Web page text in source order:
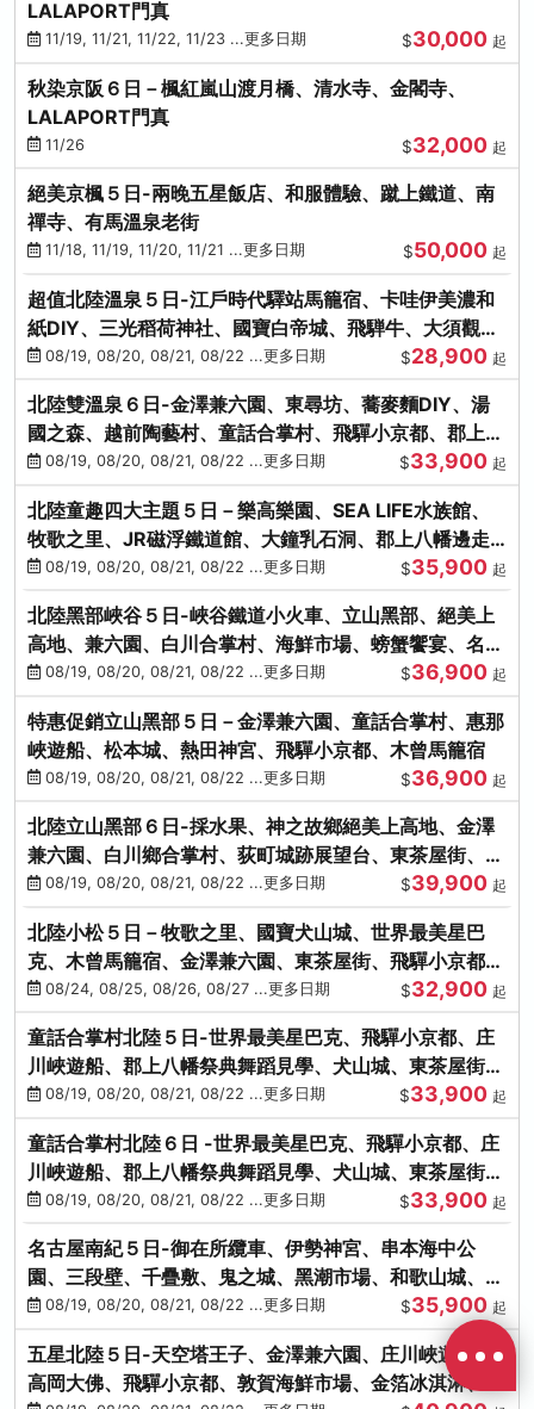
LALAPORT門真
11/19, 11/21, 11/22, 11/23 ...更多日期 $30,000 起
秋染京阪６日－楓紅嵐山渡月橋、清水寺、金閣寺、
LALAPORT門真
11/26 $32,000 起
絕美京楓５日-兩晚五星飯店、和服體驗、蹴上鐵道、南
禪寺、有馬溫泉老街
11/18, 11/19, 11/20, 11/21 ...更多日期 $50,000 起
超值北陸溫泉５日-江戶時代驛站馬籠宿、卡哇伊美濃和
紙DIY、三光稻荷神社、國寶白帝城、飛騨牛、大須觀音
街、下呂溫泉
08/19, 08/20, 08/21, 08/22 ...更多日期 $28,900 起
北陸雙溫泉６日-金澤兼六園、東尋坊、蕎麥麵DIY、湯
國之森、越前陶藝村、童話合掌村、飛驒小京都、郡上八
幡08/19, 08/20, 08/21, 08/22 ...更多日期 $33,900 起
北陸童趣四大主題５日－樂高樂園、SEA LIFE水族館、
牧歌之里、JR磁浮鐵道館、大鐘乳石洞、郡上八幡邊走
邊吃08/19, 08/20, 08/21, 08/22 ...更多日期 $35,900 起
北陸黑部峽谷５日-峽谷鐵道小火車、立山黑部、絕美上
高地、兼六園、白川合掌村、海鮮市場、螃蟹饗宴、名湯
雙溫泉
08/19, 08/20, 08/21, 08/22 ...更多日期 $36,900 起
特惠促銷立山黑部５日－金澤兼六園、童話合掌村、惠那
峽遊船、松本城、熱田神宮、飛驒小京都、木曾馬籠宿
08/19, 08/20, 08/21, 08/22 ...更多日期 $36,900 起
北陸立山黑部６日-採水果、神之故鄉絕美上高地、金澤
兼六園、白川鄉合掌村、荻町城跡展望台、東茶屋街、名
花之里絢爛花海
08/19, 08/20, 08/21, 08/22 ...更多日期 $39,900 起
北陸小松５日－牧歌之里、國寶犬山城、世界最美星巴
克、木曾馬籠宿、金澤兼六園、東茶屋街、飛驒小京都、
白川鄉合掌村
08/24, 08/25, 08/26, 08/27 ...更多日期 $32,900 起
童話合掌村北陸５日-世界最美星巴克、飛驒小京都、庄
川峽遊船、郡上八幡祭典舞蹈見學、犬山城、東茶屋街、
松葉蟹、金箔冰淇淋
08/19, 08/20, 08/21, 08/22 ...更多日期 $33,900 起
童話合掌村北陸６日 -世界最美星巴克、飛驒小京都、庄
川峽遊船、郡上八幡祭典舞蹈見學、犬山城、東茶屋街、
松葉蟹、金箔冰淇淋
08/19, 08/20, 08/21, 08/22 ...更多日期 $33,900 起
名古屋南紀５日-御在所纜車、伊勢神宮、串本海中公
園、三段壁、千疊敷、鬼之城、黑潮市場、和歌山城、伊
勢龍蝦溫泉
08/19, 08/20, 08/21, 08/22 ...更多日期 $35,900 起
五星北陸５日-天空塔王子、金澤兼六園、庄川峽遊船、
高岡大佛、飛驒小京都、敦賀海鮮市場、金箔冰淇淋、鰻